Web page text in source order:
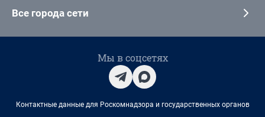
Все города сети
Мы в соцсетях
Контактные данные для Роскомнадзора и государственных органов